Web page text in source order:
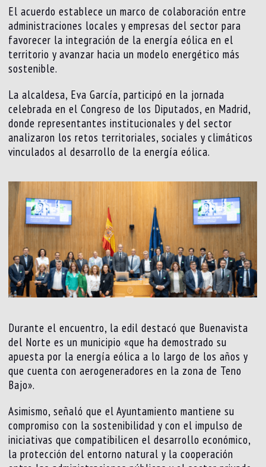
El acuerdo establece un marco de colaboración entre
administraciones locales y empresas del sector para
favorecer la integración de la energía eólica en el
territorio y avanzar hacia un modelo energético más
sostenible.
La alcaldesa, Eva García, participó en la jornada
celebrada en el Congreso de los Diputados, en Madrid,
donde representantes institucionales y del sector
analizaron los retos territoriales, sociales y climáticos
vinculados al desarrollo de la energía eólica.
Durante el encuentro, la edil destacó que Buenavista
del Norte es un municipio «que ha demostrado su
apuesta por la energía eólica a lo largo de los años y
que cuenta con aerogeneradores en la zona de Teno
Bajo».
Asimismo, señaló que el Ayuntamiento mantiene su
compromiso con la sostenibilidad y con el impulso de
iniciativas que compatibilicen el desarrollo económico,
la protección del entorno natural y la cooperación